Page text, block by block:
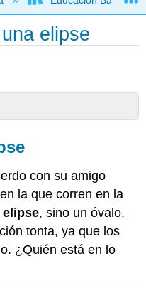
elipse
con su amigo
la que corren en la
elipse, sino un óvalo.
tonta, ya que los
¿Quién está en lo